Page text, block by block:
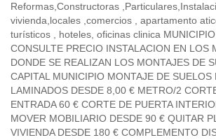
Reformas,Constructoras
vivienda,locales ,comercios , apartamento
turísticos , hoteles, oficinas clinica
CONSULTE PRECIO INSTALACION EN LOS
DONDE SE REALIZAN LOS MONTAJES DE
CAPITAL MUNICIPIO MONTAJE DE SUELOS
LAMINADOS DESDE 8,00 € METRO/2
ENTRADA 60 € CORTE DE PUERTA
MOVER MOBILIARIO DESDE 90 € QUITAR
VIVIENDA DESDE 180 € COMPLEMENTO